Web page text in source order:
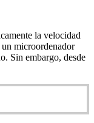
la velocidad
microordenador
Sin embargo, desde